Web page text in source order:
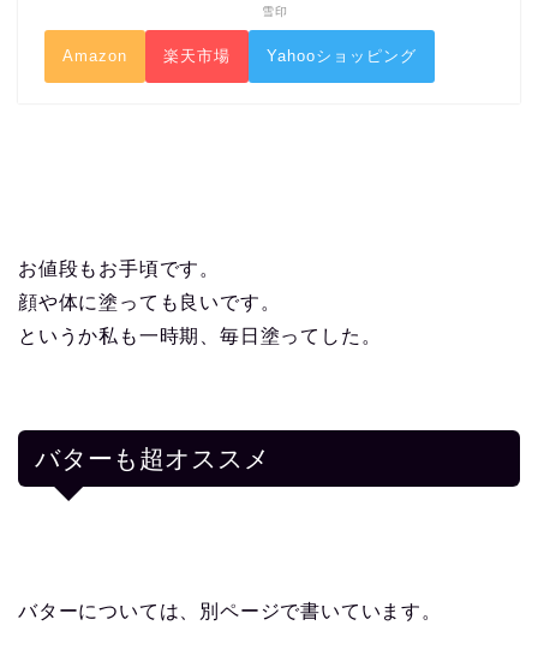
雪印
Amazon 楽天市場 Yahooショッピング
お値段もお手頃です。
顔や体に塗っても良いです。
というか私も一時期、毎日塗ってした。
バターも超オススメ
バターについては、別ページで書いています。